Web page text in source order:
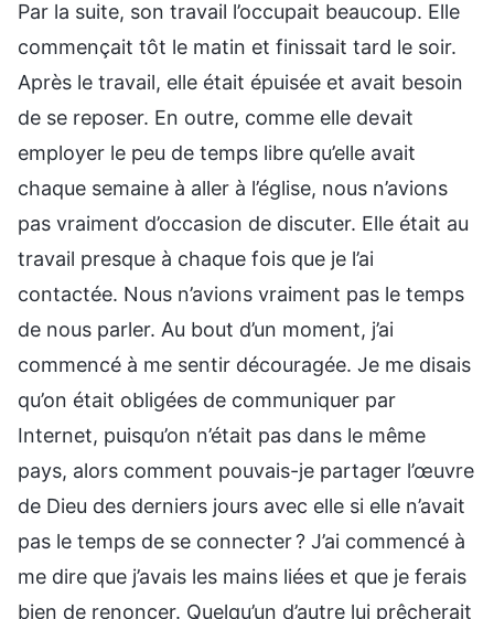
Par la suite, son travail l’occupait beaucoup. Elle
commençait tôt le matin et finissait tard le soir.
Après le travail, elle était épuisée et avait besoin
de se reposer. En outre, comme elle devait
employer le peu de temps libre qu’elle avait
chaque semaine à aller à l’église, nous n’avions
pas vraiment d’occasion de discuter. Elle était au
travail presque à chaque fois que je l’ai
contactée. Nous n’avions vraiment pas le temps
de nous parler. Au bout d’un moment, j’ai
commencé à me sentir découragée. Je me disais
qu’on était obligées de communiquer par
Internet, puisqu’on n’était pas dans le même
pays, alors comment pouvais-je partager l’œuvre
de Dieu des derniers jours avec elle si elle n’avait
pas le temps de se connecter ? J’ai commencé à
me dire que j’avais les mains liées et que je ferais
bien de renoncer. Quelqu’un d’autre lui prêcherait